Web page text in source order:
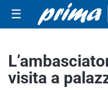
☰
visita a